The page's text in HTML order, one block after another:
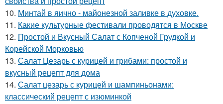
10. Минтай в яично - майонезной заливке в духовке.
11. Какие культурные фестивали проводятся в Москве
12. Простой и Вкусный Салат с Копченой Грудкой и
Корейской Морковью
13. Салат Цезарь с курицей и грибами: простой и
вкусный рецепт для дома
14. Салат цезарь с курицей и шампиньонами:
классический рецепт с изюминкой